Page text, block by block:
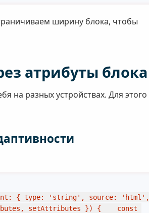
ширину блока, чтобы
атрибуты блока
на разных устройствах. Для этого
{ type: 'string', source: 'html',
setAttributes }) {    const